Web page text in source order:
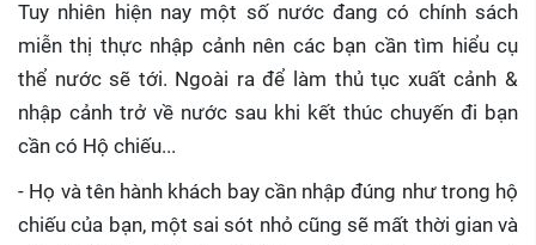
Tuy nhiên hiện nay một số nước đang có chính sách
miễn thị thực nhập cảnh nên các bạn cần tìm hiểu cụ
thể nước sẽ tới. Ngoài ra để làm thủ tục xuất cảnh &
nhập cảnh trở về nước sau khi kết thúc chuyến đi bạn
cần có Hộ chiếu...
- Họ và tên hành khách bay cần nhập đúng như trong hộ
chiếu của bạn, một sai sót nhỏ cũng sẽ mất thời gian và